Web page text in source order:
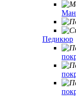
Педикюр